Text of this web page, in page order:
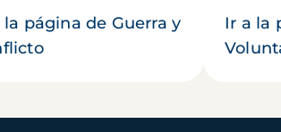
la página de Guerra y
Ir a la